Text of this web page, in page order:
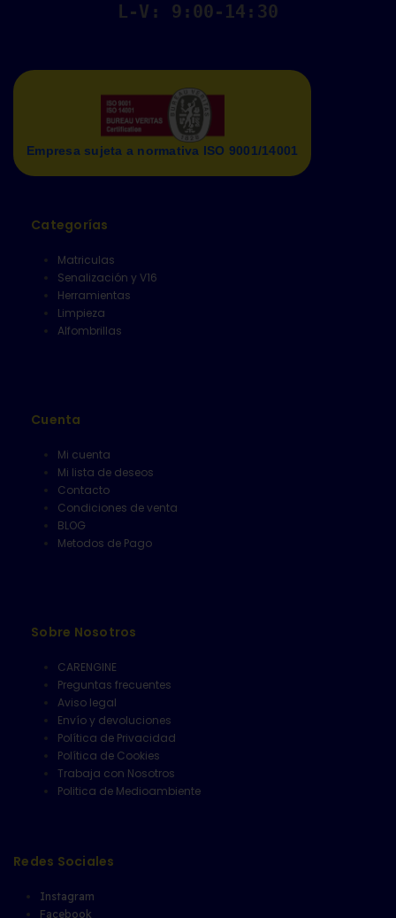
L-V: 9:00-14:30
Empresa sujeta a normativa ISO 9001/14001
Categorías
Matriculas
Senalización y V16
Herramientas
Limpieza
Alfombrillas
Cuenta
Mi cuenta
Mi lista de deseos
Contacto
Condiciones de venta
BLOG
Metodos de Pago
Sobre Nosotros
CARENGINE
Preguntas frecuentes
Aviso legal
Envío y devoluciones
Política de Privacidad
Política de Cookies
Trabaja con Nosotros
Politica de Medioambiente
Redes Sociales
Instagram
Facebook